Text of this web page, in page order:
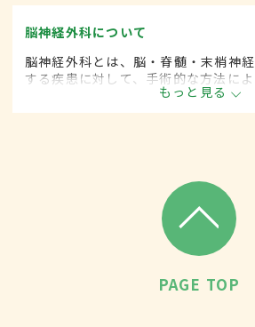
脳神経外科について
脳神経外科とは、脳・脊髄・末梢神
する疾患に対して、手術的な方法に
もっと見る
PAGE TOP